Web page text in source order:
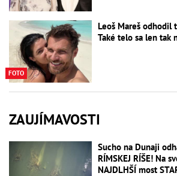
FOTO
Leoš Mareš odhodil
Také telo sa len tak
ZAUJÍMAVOSTI
Sucho na Dunaji
RÍMSKEJ RÍŠE! Na
NAJDLHŠÍ most